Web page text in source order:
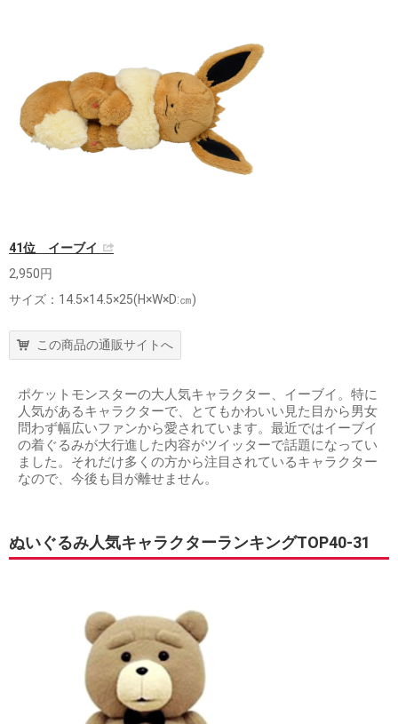
41位 イーブイ
2,950円
サイズ：14.5×14.5×25(H×W×D:㎝)
この商品の通販サイトへ
ポケットモンスターの大人気キャラクター、イーブイ。特に
人気があるキャラクターで、とてもかわいい見た目から男女
問わず幅広いファンから愛されています。最近ではイーブイ
の着ぐるみが大行進した内容がツイッターで話題になってい
ました。それだけ多くの方から注目されているキャラクター
なので、今後も目が離せません。
ぬいぐるみ人気キャラクターランキングTOP40-31